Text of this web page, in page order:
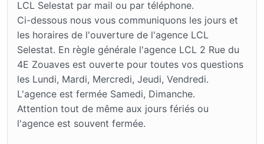
LCL Selestat par mail ou par téléphone.
Ci-dessous nous vous communiquons les jours et
les horaires de l'ouverture de l'agence LCL
Selestat. En règle générale l'agence LCL 2 Rue du
4E Zouaves est ouverte pour toutes vos questions
les Lundi, Mardi, Mercredi, Jeudi, Vendredi.
L'agence est fermée Samedi, Dimanche.
Attention tout de même aux jours fériés ou
l'agence est souvent fermée.